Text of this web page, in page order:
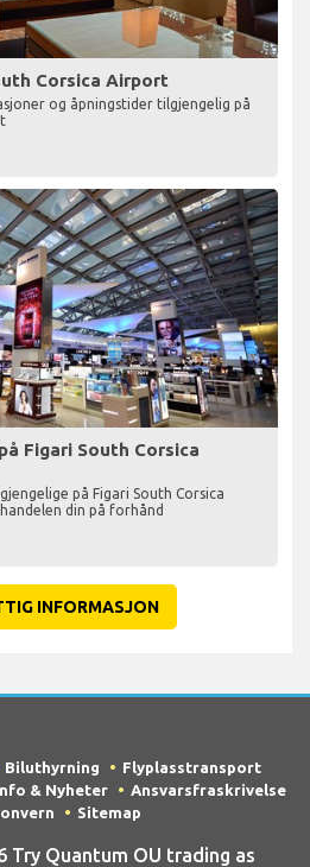
Corsica Airport
og åpningstider tilgjengelig på
Figari South Corsica
på Figari South Corsica
din på forhånd
INFORMASJON
Biluthyrning
Flyplasstransport
& Nyheter
Ansvarsfraskrivelse
Sitemap
Try Quantum OU trading as